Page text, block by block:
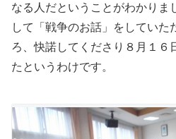
なる人だということがわかりま
して「戦争のお話」をしていた
ろ、快諾してくださり８月１６
たというわけです。